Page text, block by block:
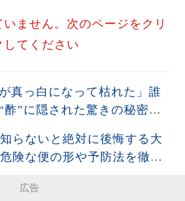
ません。次のページをクリ
してください
真っ白になって枯れた」誰
酢”に隠された驚きの秘密と
らないと絶対に後悔する大
険な便の形や予防法を徹底
広告